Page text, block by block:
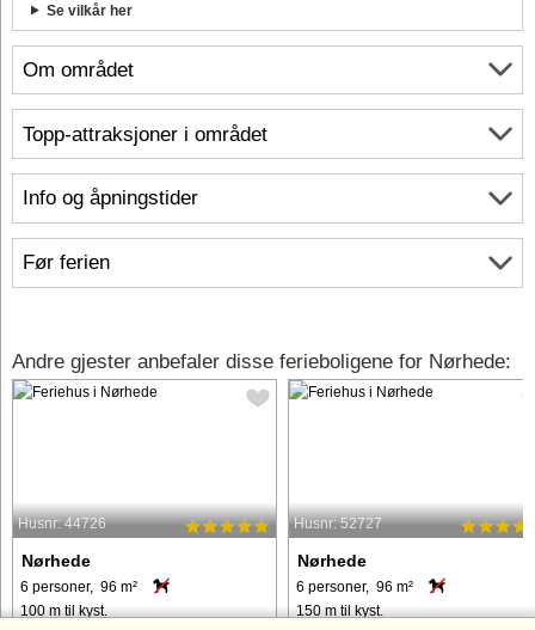
Om området
Info og åpningstider
Før ferien
Se vilkår her
Topp-attraksjoner i området
Andre gjester anbefaler disse ferieboligene for Nørhede:
Husnr: 44726
Nørhede
6 personer, 96 m²
100 m til kyst.
Husnr: 52727
Nørhede
6 personer, 96 m²
150 m til kyst.